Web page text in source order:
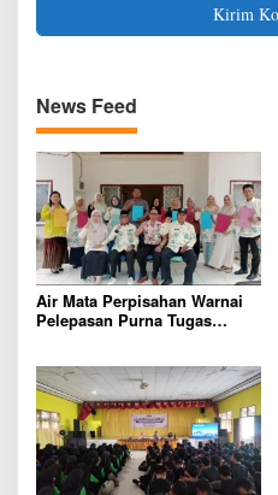
News Feed
Air Mata Perpisahan Warnai
Pelepasan Purna Tugas